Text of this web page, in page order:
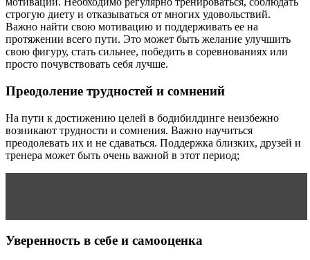
строгую диету и отказываться от многих удовольствий.
Важно найти свою мотивацию и поддерживать ее на
протяжении всего пути. Это может быть желание улучшить
свою фигуру, стать сильнее, победить в соревнованиях или
просто почувствовать себя лучше.
Преодоление трудностей и сомнений
На пути к достижению целей в бодибилдинге неизбежно
возникают трудности и сомнения. Важно научиться
преодолевать их и не сдаваться. Поддержка близких, друзей и
тренера может быть очень важной в этот период;
Уверенность в себе и самооценка